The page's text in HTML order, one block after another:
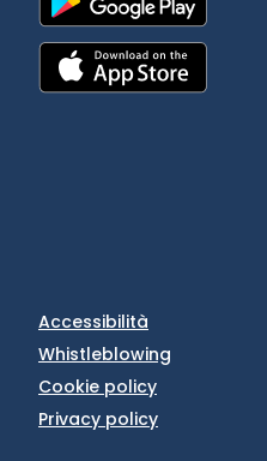
Accessibilità
Whistleblowing
Cookie policy
Privacy policy